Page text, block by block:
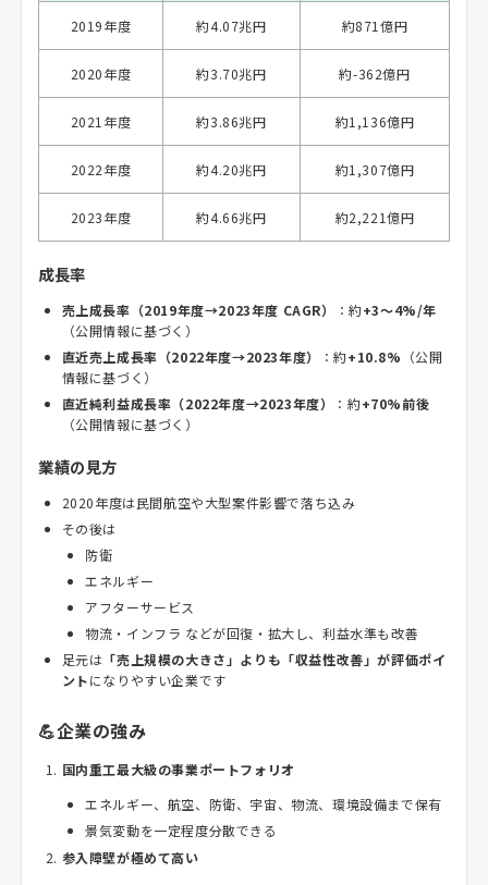
2019年度 約4.07兆円 約871億円
2020年度 約3.70兆円 約-362億円
2021年度 約3.86兆円 約1,136億円
2022年度 約4.20兆円 約1,307億円
2023年度 約4.66兆円 約2,221億円
成長率
売上成長率（2019年度→2023年度 CAGR） ：約+3〜4%/年
（公開情報に基づく）
直近売上成長率（2022年度→2023年度）
：約+10.8% （公開
情報に基づく）
直近純利益成長率（2022年度→2023年度）
：約+70%前後
（公開情報に基づく）
業績の見方
2020年度は民間航空や大型案件影響で落ち込み
その後は
防衛
エネルギー
アフターサービス
物流・インフラ などが回復・拡大し、利益水準も改善
足元は 「売上規模の大きさ」よりも「収益性改善」が評価ポイ
ントになりやすい企業です
💪企業の強み
国内重工最大級の事業ポートフォリオ
エネルギー、航空、防衛、宇宙、物流、環境設備まで保有
景気変動を一定程度分散できる
参入障壁が極めて高い